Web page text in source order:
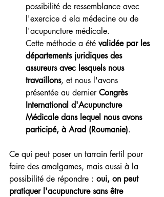
possibilité de ressemblance avec
l'exercice d ela médecine ou de
l'acupuncture médicale.
Cette méthode a été validée par les
départements juridiques des
assureurs avec lesquels nous
travaillons, et nous l'avons
présentée au dernier Congrès
International d'Acupuncture
Médicale dans lequel nous avons
participé, à Arad (Roumanie).
Ce qui peut poser un tarrain fertil pour
faire des amalgames, mais aussi à la
possibilité de répondre : oui, on peut
pratiquer l'acupuncture sans être